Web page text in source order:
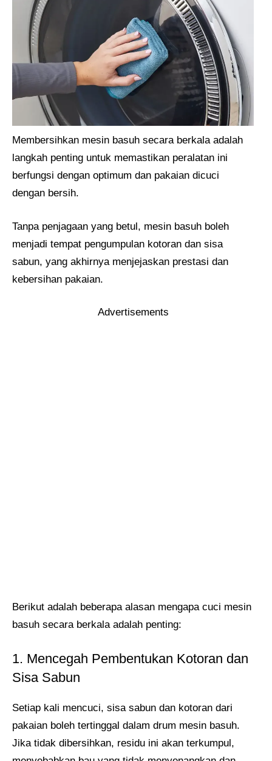
Membersihkan mesin basuh secara berkala adalah
langkah penting untuk memastikan peralatan ini
berfungsi dengan optimum dan pakaian dicuci
dengan bersih.
Tanpa penjagaan yang betul, mesin basuh boleh
menjadi tempat pengumpulan kotoran dan sisa
sabun, yang akhirnya menjejaskan prestasi dan
kebersihan pakaian.
Advertisements
Berikut adalah beberapa alasan mengapa cuci mesin
basuh secara berkala adalah penting:
1. Mencegah Pembentukan Kotoran dan
Sisa Sabun
Setiap kali mencuci, sisa sabun dan kotoran dari
pakaian boleh tertinggal dalam drum mesin basuh.
Jika tidak dibersihkan, residu ini akan terkumpul,